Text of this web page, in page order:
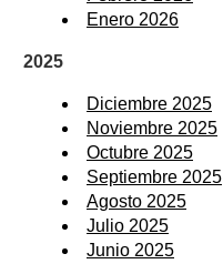
Enero 2026
2025
Diciembre 2025
Noviembre 2025
Octubre 2025
Septiembre 2025
Agosto 2025
Julio 2025
Junio 2025